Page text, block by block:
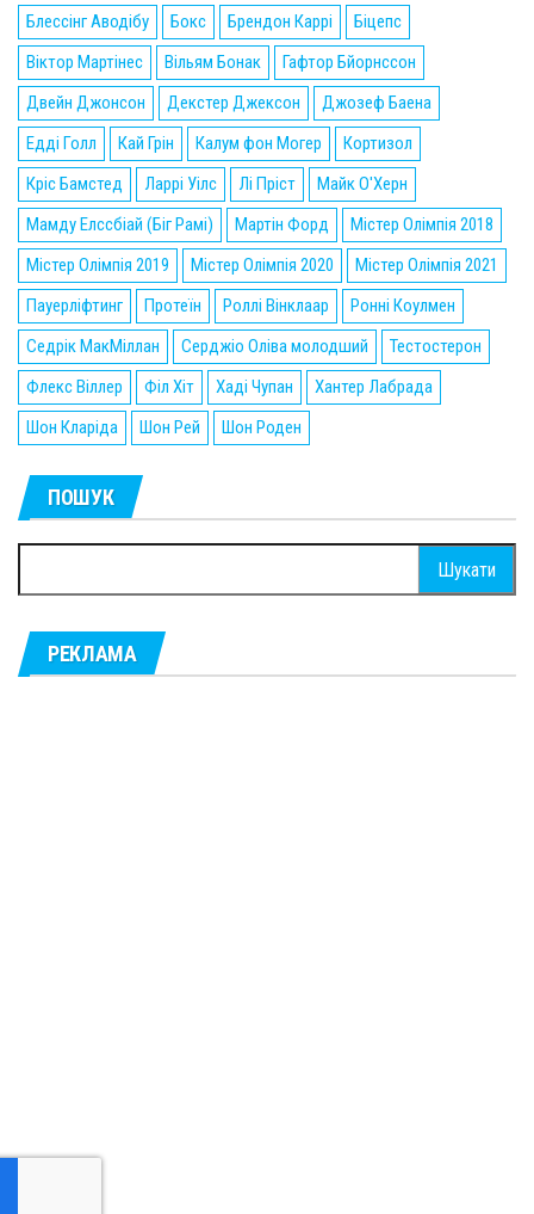
Блессінг Аводібу Бокс Брендон Каррі
Біцепс
Віктор Мартінес
Вільям Бонак
Гафтор Бйорнссон
Двейн Джонсон
Декстер Джексон
Джозеф Баена
Едді Голл
Кай Грін Калум фон Могер
Кортизол
Кріс Бамстед
Ларрі Уілс Лі Пріст
Майк О'Херн
Мамду Елссбіай (Біг Рамі)
Мартін Форд
Містер Олімпія 2018
Містер Олімпія 2019
Містер Олімпія 2020
Містер Олімпія 2021
Пауерліфтинг
Протеїн Роллі Вінклаар
Ронні Коулмен
Седрік МакМіллан
Серджіо Оліва молодший
Тестостерон
Флекс Віллер
Філ Хіт Хаді Чупан
Хантер Лабрада
Шон Кларіда
Шон Рей Шон Роден
ПОШУК
РЕКЛАМА